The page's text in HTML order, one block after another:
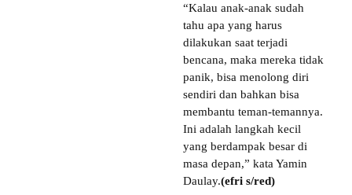
“Kalau anak-anak sudah
tahu apa yang harus
dilakukan saat terjadi
bencana, maka mereka tidak
panik, bisa menolong diri
sendiri dan bahkan bisa
membantu teman-temannya.
Ini adalah langkah kecil
yang berdampak besar di
masa depan,” kata Yamin
Daulay.(efri s/red)